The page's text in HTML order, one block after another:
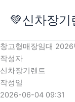
로
건
너
뛰
기
💚신차장기
창고형매장임대
작성자
신차장기렌트
작성일
2026-06-04 09:31